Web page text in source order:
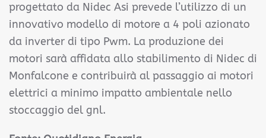
progettato da Nidec Asi prevede l’utilizzo di un
innovativo modello di motore a 4 poli azionato
da inverter di tipo Pwm. La produzione dei
motori sarà affidata allo stabilimento di Nidec di
Monfalcone e contribuirà al passaggio ai motori
elettrici a minimo impatto ambientale nello
stoccaggio del gnl.